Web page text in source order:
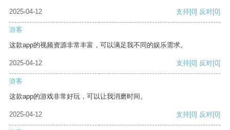
2025-04-12 支持[0] 反对[0]
游客
这款app的视频资源非常丰富，可以满足我不同的娱乐需求。
2025-04-12 支持[0] 反对[0]
游客
这款app的游戏非常好玩，可以让我消磨时间。
2025-04-12 支持[0] 反对[0]